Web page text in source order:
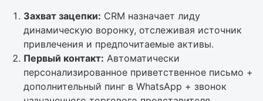
Захват зацепки: CRM назначает лиду
динамическую воронку, отслеживая источник
привлечения и предпочитаемые активы.
Первый контакт: Автоматически
персонализированное приветственное письмо +
дополнительный пинг в WhatsApp + звонок